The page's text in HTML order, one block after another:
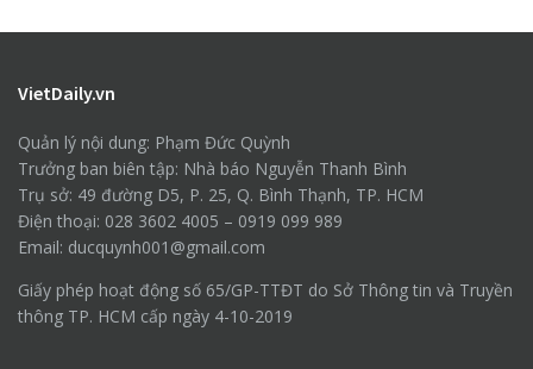
VietDaily.vn
Quản lý nội dung: Phạm Đức Quỳnh
Trưởng ban biên tập: Nhà báo Nguyễn Thanh Bình
Trụ sở: 49 đường D5, P. 25, Q. Bình Thạnh, TP. HCM
Điện thoại: 028 3602 4005 – 0919 099 989
Email: ducquynh001@gmail.com
Giấy phép hoạt động số 65/GP-TTĐT do Sở Thông tin và Truyền
thông TP. HCM cấp ngày 4-10-2019